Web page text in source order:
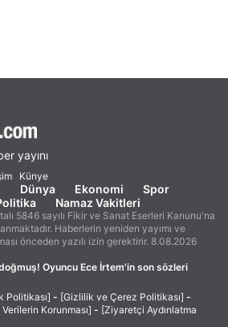
yayını
Künye
Dünya Ekonomi
Spor
Namaz Vakitleri
5846 sayılı Fikir ve Sanat Eserleri Kanunu'na
Haberlerin yeniden yayımı ve
önceden yazılı izin gerektirir. 8.08.2026
Oyuncu Ece İrtem'in son sözleri
Politikası] - [Gizlilik ve Çerez Politikası] -
Korunması] - [Ziyaretçi Aydınlatma